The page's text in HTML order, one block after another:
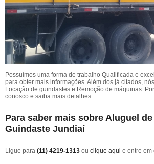
Possuímos uma forma de trabalho Qualificada e
para obter mais informações. Além dos já citados,
Locação de guindastes e Remoção de máquinas.
conosco e saiba mais detalhes.
Para saber mais sobre Aluguel
Guindaste Jundiaí
Ligue para (11) 4219-1313 ou clique aqui e entre em